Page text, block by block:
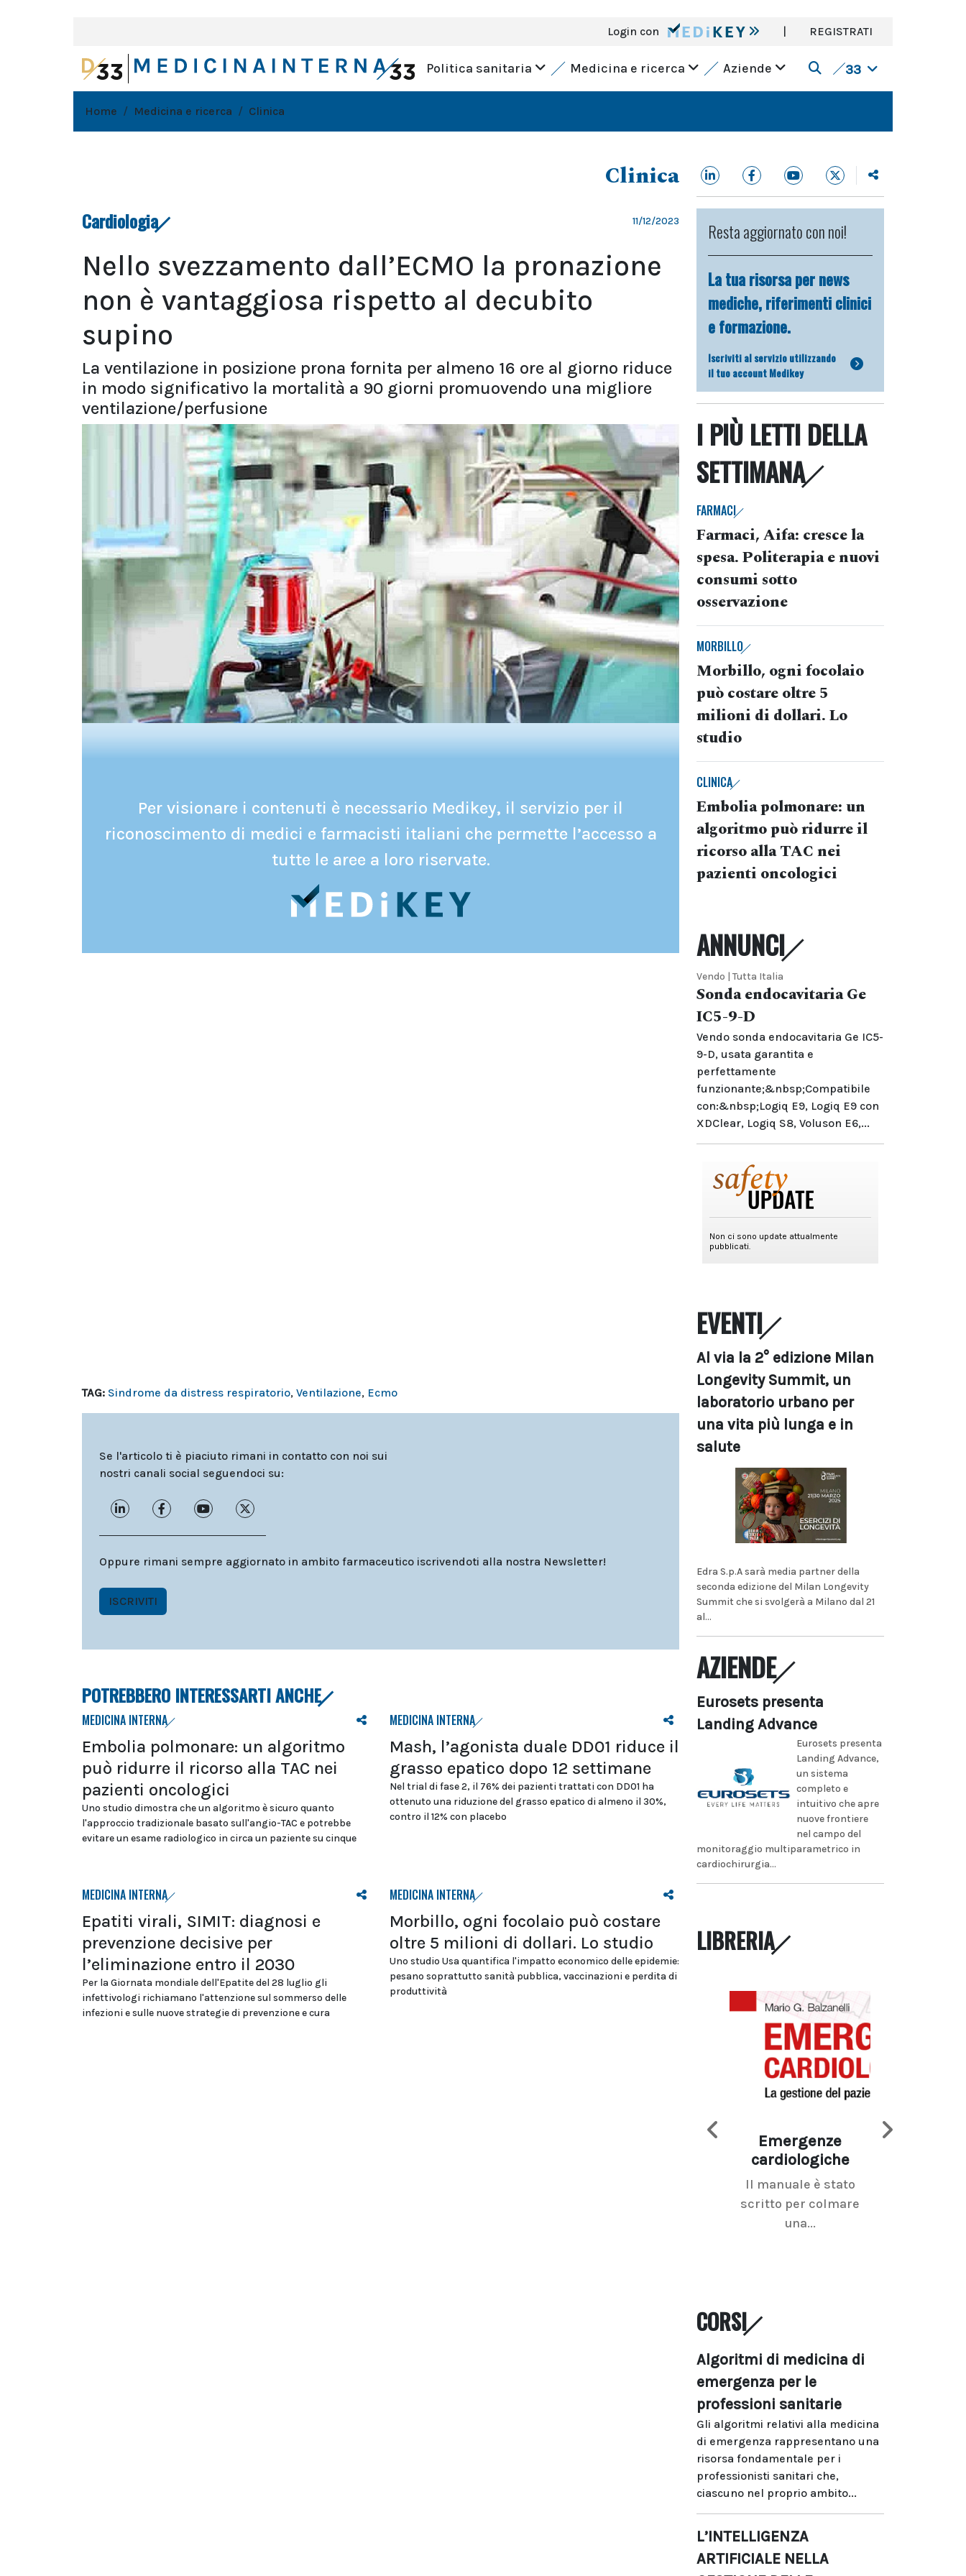
Login con | REGISTRATI
Politica sanitaria Medicina e ricerca Aziende 33
Home Medicina e ricerca Clinica
Clinica
Cardiologia 11/12/2023
Nello svezzamento dall’ECMO la pronazione
non è vantaggiosa rispetto al decubito
supino
La ventilazione in posizione prona fornita per almeno 16 ore al giorno riduce
in modo significativo la mortalità a 90 giorni promuovendo una migliore
ventilazione/perfusione
Per visionare i contenuti è necessario Medikey, il servizio per il
riconoscimento di medici e farmacisti italiani che permette l’accesso a
tutte le aree a loro riservate.
TAG: Sindrome da distress respiratorio, Ventilazione, Ecmo
Se l'articolo ti è piaciuto rimani in contatto con noi sui
nostri canali social seguendoci su:
Oppure rimani sempre aggiornato in ambito farmaceutico iscrivendoti alla nostra Newsletter!
ISCRIVITI
POTREBBERO INTERESSARTI ANCHE
MEDICINA INTERNA
Embolia polmonare: un algoritmo
può ridurre il ricorso alla TAC nei
pazienti oncologici
Uno studio dimostra che un algoritmo è sicuro quanto
l'approccio tradizionale basato sull'angio-TAC e potrebbe
evitare un esame radiologico in circa un paziente su cinque
MEDICINA INTERNA
Mash, l’agonista duale DD01 riduce il
grasso epatico dopo 12 settimane
Nel trial di fase 2, il 76% dei pazienti trattati con DD01 ha
ottenuto una riduzione del grasso epatico di almeno il 30%,
contro il 12% con placebo
MEDICINA INTERNA
Epatiti virali, SIMIT: diagnosi e
prevenzione decisive per
l’eliminazione entro il 2030
Per la Giornata mondiale dell'Epatite del 28 luglio gli
infettivologi richiamano l'attenzione sul sommerso delle
infezioni e sulle nuove strategie di prevenzione e cura
MEDICINA INTERNA
Morbillo, ogni focolaio può costare
oltre 5 milioni di dollari. Lo studio
Uno studio Usa quantifica l'impatto economico delle epidemie:
pesano soprattutto sanità pubblica, vaccinazioni e perdita di
produttività
Resta aggiornato con noi!
La tua risorsa per news
mediche, riferimenti clinici
e formazione.
Iscriviti al servizio utilizzando
il tuo account Medikey
I PIÙ LETTI DELLA
SETTIMANA
FARMACI
Farmaci, Aifa: cresce la
spesa. Politerapia e nuovi
consumi sotto
osservazione
MORBILLO
Morbillo, ogni focolaio
può costare oltre 5
milioni di dollari. Lo
studio
CLINICA
Embolia polmonare: un
algoritmo può ridurre il
ricorso alla TAC nei
pazienti oncologici
ANNUNCI
Vendo | Tutta Italia
Sonda endocavitaria Ge
IC5-9-D
Vendo sonda endocavitaria Ge IC5-
9-D, usata garantita e
perfettamente
funzionante;&nbsp;Compatibile
con:&nbsp;Logiq E9, Logiq E9 con
XDClear, Logiq S8, Voluson E6,...
EVENTI
Al via la 2° edizione Milan
Longevity Summit, un
laboratorio urbano per
una vita più lunga e in
salute
Edra S.p.A sarà media partner della
seconda edizione del Milan Longevity
Summit che si svolgerà a Milano dal 21
al...
AZIENDE
Eurosets presenta
Landing Advance
Eurosets presenta
Landing Advance,
un sistema
completo e
intuitivo che apre
nuove frontiere
nel campo del
monitoraggio multiparametrico in
cardiochirurgia...
LIBRERIA
Emergenze
cardiologiche
Il manuale è stato
scritto per colmare
una...
CORSI
Algoritmi di medicina di
emergenza per le
professioni sanitarie
Gli algoritmi relativi alla medicina
di emergenza rappresentano una
risorsa fondamentale per i
professionisti sanitari che,
ciascuno nel proprio ambito...
L’INTELLIGENZA
ARTIFICIALE NELLA